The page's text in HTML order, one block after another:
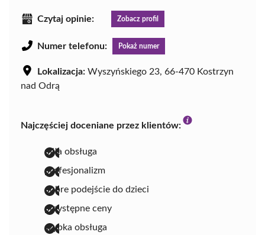
Czytaj opinie: Zobacz profil
Numer telefonu: Pokaż numer
Lokalizacja: Wyszyńskiego 23, 66-470 Kostrzyn
nad Odrą
Najczęściej doceniane przez klientów:
miła obsługa
profesjonalizm
dobre podejście do dzieci
przystępne ceny
szybka obsługa